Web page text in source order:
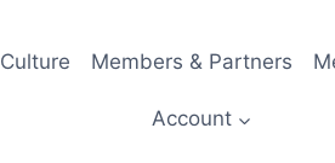
Culture Members & Partners
Account